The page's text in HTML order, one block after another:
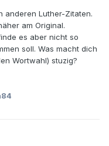
anderen Luther-Zitaten.
am Original.
es aber nicht so
soll. Was macht dich
Wortwahl) stuzig?